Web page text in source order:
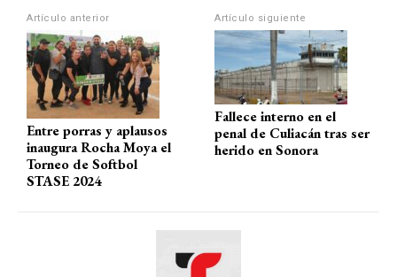
p
p
o
k
tir
Artículo anterior
Entre porras y aplausos
inaugura Rocha Moya el
Torneo de Softbol
STASE 2024
Artículo siguiente
Fallece interno en el
penal de Culiacán tras ser
herido en Sonora